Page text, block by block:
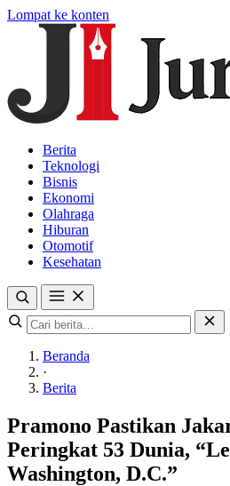
Lompat ke konten
Berita
Teknologi
Bisnis
Ekonomi
Olahraga
Hiburan
Otomotif
Kesehatan
Beranda
·
Berita
Pramono Pastikan
Peringkat 53 Dunia,
Washington, D.C.”